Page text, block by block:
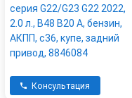
Консультация